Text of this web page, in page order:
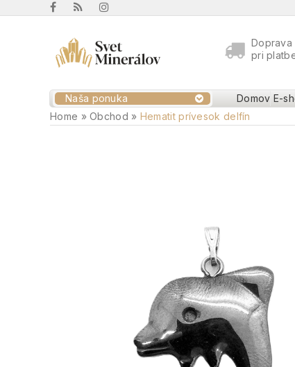
Doprava
pri
Naša ponuka Domov E-
Home »Obchod » Hematit prívesok delfín